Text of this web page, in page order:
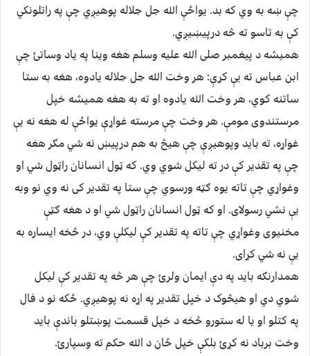
چې ښه به وي که بد. یواځې الله جل جلاله پوهیږي چې په راتلونکي
کې به تاسو ته څه درپیښیږي.
همیشه د پیغمبر صلی الله علیه وسلم هغه وینا په یاد وساتئ چې
ابن عباس ته یې کړې: هر وخت الله جل جلاله یادوه، هغه به ستا
ساتنه کوي، هر وخت الله یادوه او ته به هغه همیشه خپل
مرستندوی مومې. هر وخت چې مرسته غواړې یواځې له هغه نه یې
غواړه، ته باید وپوهیږې چې هیڅ به هم درپیښ نه شي مګر هغه
چې په تقدیر کې در ته لیکل شوي وي. که ټول انسانان راټول شي او
وغواړي چې تاته یوه ګټه ورسوي چې ستا په تقدیر کی نه وي نو وبه
یې نشي رسولای. او که ټول انسانان راټول شي او د هغه ګټې
مخنیوی وغواړي چې تاته په تقدیر کې لیکلې وي، در څخه ايساره به
يې نه شي کړای.
همدارنګه باید په دې ایمان ولرئ چې هر څه په تقدیر کې لیکل
شوي دي او هیڅوک د خپل تقدیر په اړه نه پوهیږي. ځکه نو د فال
په کتلو او یا له ستورو څخه د خپل قسمت پوښتلو باندې باید
وخت برباد نه کړئ بلکې خپل ځان د الله حکم ته وسپارئ.